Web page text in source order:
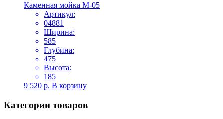
Каменная мойка М-05
Артикул:
04881
Ширина:
585
Глубина:
475
Высота:
185
9 520 р. В корзину
Категории товаров